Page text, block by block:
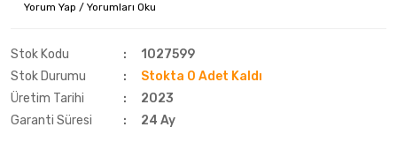
Yorum Yap / Yorumları Oku
Stok Kodu
1027599
Stok Durumu
Stokta 0 Adet Kaldı
Üretim Tarihi
2023
Garanti Süresi
24 Ay